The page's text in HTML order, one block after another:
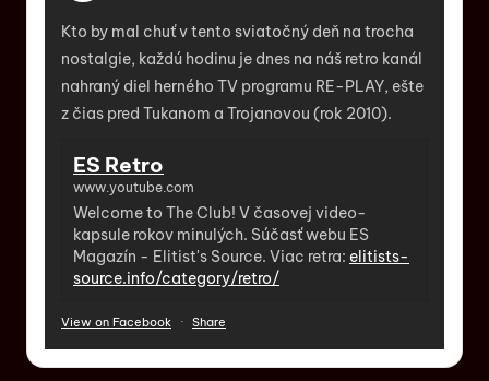
Kto by mal chuť v tento sviatočný deň na trocha
nostalgie, každú hodinu je dnes na náš retro kanál
nahraný diel herného TV programu RE-PLAY, ešte
z čias pred Tukanom a Trojanovou (rok 2010).
ES Retro
www.youtube.com
Welcome to The Club! V časovej video-
kapsule rokov minulých. Súčasť webu ES
Magazín - Elitist's Source. Viac retra: elitists-
source.info/category/retro/
View on Facebook · Share